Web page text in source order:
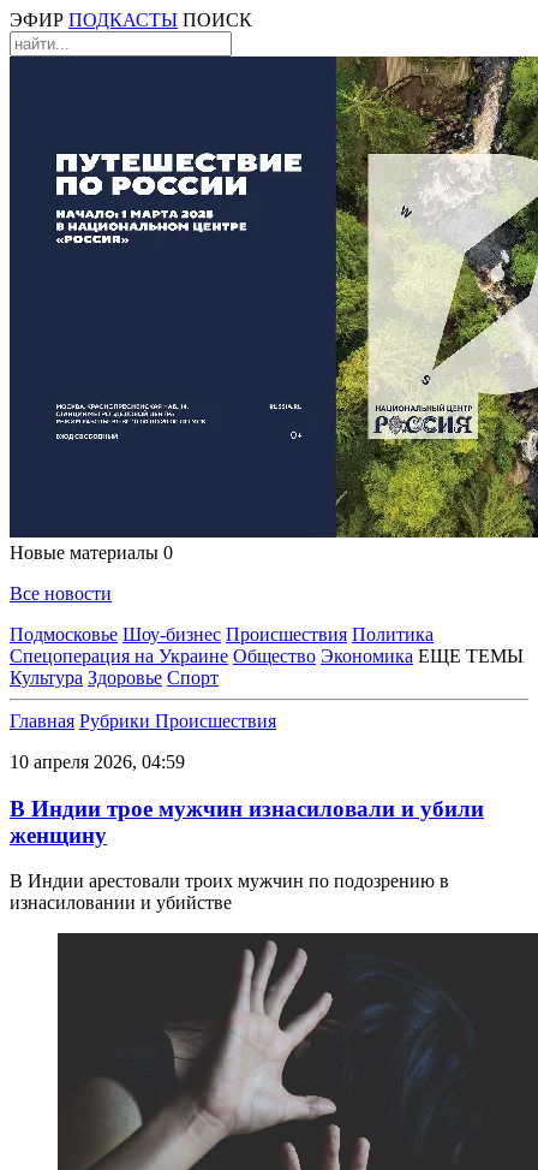
ЭФИР ПОДКАСТЫ ПОИСК
Новые материалы 0
Все новости
Подмосковье Шоу-бизнес Происшествия Политика
Спецоперация на Украине Общество Экономика ЕЩЕ ТЕМЫ
Культура Здоровье Спорт
Главная Рубрики Происшествия
10 апреля 2026, 04:59
В Индии трое мужчин изнасиловали и убили
женщину
В Индии арестовали троих мужчин по подозрению в
изнасиловании и убийстве